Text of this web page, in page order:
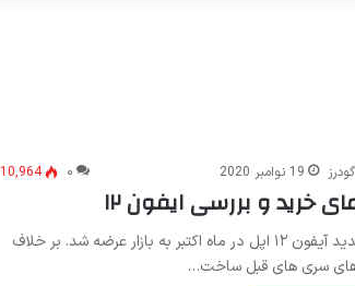
19 نوامبر 2020 ۰ 10,964
خرید و بررسی ایفون ١٢
سری جدید آیفون ۱۲ اپل در ماه اکتبر به بازار عرضه شد. بر خلاف
سری های قبل ساخت…